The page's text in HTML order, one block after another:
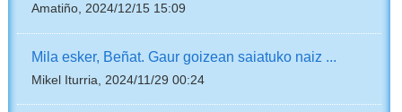
Amatiño, 2024/12/15 15:09
Mila esker, Beñat. Gaur goizean saiatuko naiz ...
Mikel Iturria, 2024/11/29 00:24